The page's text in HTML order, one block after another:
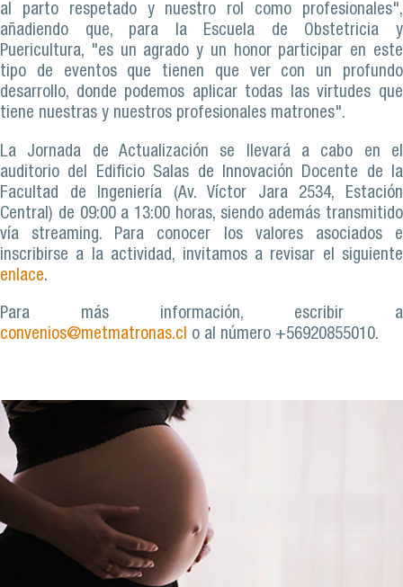
al parto respetado y nuestro rol como profesionales",
añadiendo que, para la Escuela de Obstetricia y
Puericultura, "es un agrado y un honor participar en este
tipo de eventos que tienen que ver con un profundo
desarrollo, donde podemos aplicar todas las virtudes que
tiene nuestras y nuestros profesionales matrones".
La Jornada de Actualización se llevará a cabo en el
auditorio del Edificio Salas de Innovación Docente de la
Facultad de Ingeniería (Av. Víctor Jara 2534, Estación
Central) de 09:00 a 13:00 horas, siendo además transmitido
vía streaming. Para conocer los valores asociados e
inscribirse a la actividad, invitamos a revisar el siguiente
enlace.
Para más información, escribir a
convenios@metmatronas.cl o al número +56920855010.